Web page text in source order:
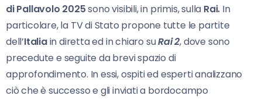
di Pallavolo 2025sono visibili, in primis, sulla Rai. In
particolare, la TV di Stato propone tutte le partite
dell’Italiain diretta ed in chiaro suRai 2, dove sono
precedute e seguite da brevi spazio di
approfondimento. In essi, ospiti ed esperti analizzano
ciò che è successo e gli inviati a bordocampo